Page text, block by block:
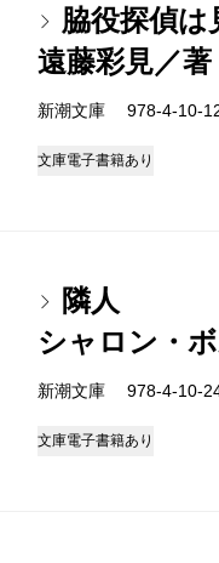
脇役探偵は
遠藤彩見／著
新潮文庫 978-4-10-
文庫電子書籍あり
隣人
シャロン・
新潮文庫 978-4-10-
文庫電子書籍あり